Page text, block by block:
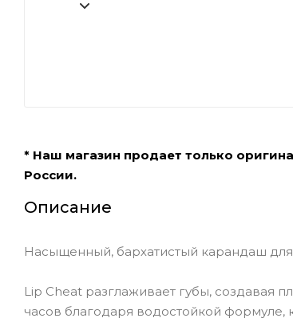
* Наш магазин продает только
России.
Описание
Насыщенный, бархатистый карандаш
Lip Cheat разглаживает губы,
часов благодаря водостойкой формуле,